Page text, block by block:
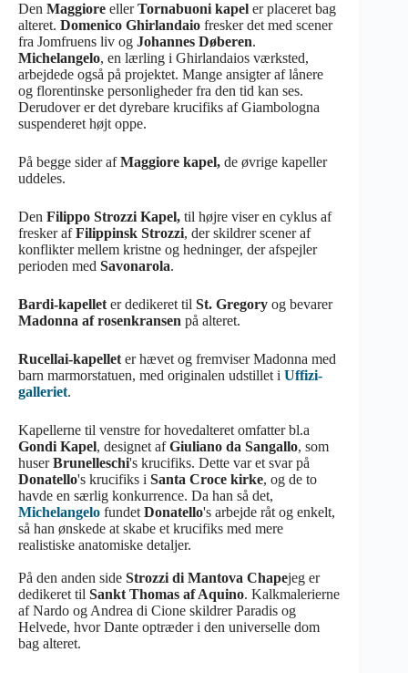
Den Maggiore ellerTornabuoni kapel er placeret bag
alteret. Domenico Ghirlandaio fresker det med scener
fra Jomfruens liv og Johannes Døberen.
Michelangelo, en lærling i Ghirlandaios værksted,
arbejdede også på projektet. Mange ansigter af lånere
og florentinske personligheder fra den tid kan ses.
Derudover er det dyrebare krucifiks af Giambologna
suspenderet højt oppe.
På begge sider afMaggiore kapel, de øvrige kapeller
uddeles.
Den Filippo Strozzi Kapel, til højre viser en cyklus af
fresker afFilippinsk Strozzi, der skildrer scener af
konflikter mellem kristne og hedninger, der afspejler
perioden med Savonarola.
Bardi-kapellet er dedikeret til St. Gregory og bevarer
Madonna af rosenkransen på alteret.
Rucellai-kapellet er hævet og fremviser Madonna med
barn marmorstatuen, med originalen udstillet i Uffizi-
galleriet.
Kapellerne til venstre for hovedalteret omfatter bl.a
Gondi Kapel, designet afGiuliano da Sangallo, som
huserBrunelleschi's krucifiks. Dette var et svar på
Donatello's krucifiks i Santa Croce kirke, og de to
havde en særlig konkurrence. Da han så det,
Michelangelo fundet Donatello's arbejde råt og enkelt,
så han ønskede at skabe et krucifiks med mere
realistiske anatomiske detaljer.
På den anden side Strozzi di Mantova Chapejeg er
dedikeret til Sankt Thomas af Aquino. Kalkmalerierne
af Nardo og Andrea di Cione skildrer Paradis og
Helvede, hvor Dante optræder i den universelle dom
bag alteret.